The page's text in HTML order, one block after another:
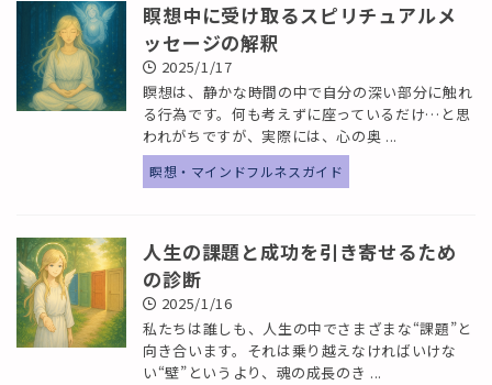
瞑想中に受け取るスピリチュアルメ
ッセージの解釈
2025/1/17
瞑想は、静かな時間の中で自分の深い部分に触れ
る行為です。何も考えずに座っているだけ…と思
われがちですが、実際には、心の奥 ...
瞑想・マインドフルネスガイド
人生の課題と成功を引き寄せるため
の診断
2025/1/16
私たちは誰しも、人生の中でさまざまな“課題”と
向き合います。それは乗り越えなければいけな
い“壁”というより、魂の成長のき ...